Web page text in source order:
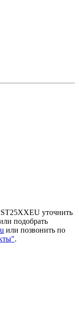
уточнить
подобрать
или позвонить по
.